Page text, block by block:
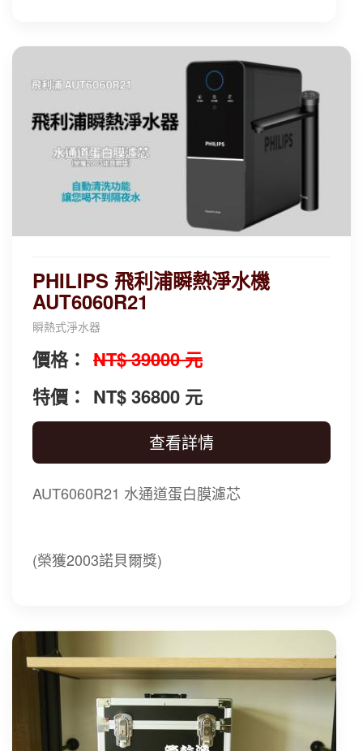
PHILIPS 飛利浦瞬熱淨水機
AUT6060R21
瞬熱式淨水器
價格： NT$ 39000 元
特價： NT$ 36800 元
查看詳情
AUT6060R21 水通道蛋白膜濾芯
(榮獲2003諾貝爾獎)
自動清洗功能，讓您喝不到隔夜水